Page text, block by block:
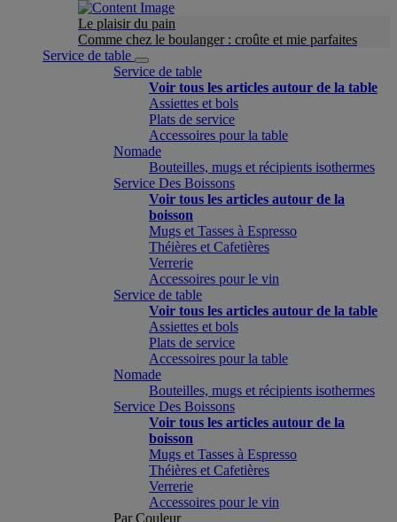
Le plaisir du pain
Comme chez le boulanger : croûte et mie parfaites
Service de table
Service de table
Voir tous les articles autour de la table
Assiettes et bols
Plats de service
Accessoires pour la table
Nomade
Bouteilles, mugs et récipients isothermes
Service Des Boissons
Voir tous les articles autour de la
boisson
Mugs et Tasses à Espresso
Théières et Cafetières
Verrerie
Accessoires pour le vin
Service de table
Voir tous les articles autour de la table
Assiettes et bols
Plats de service
Accessoires pour la table
Nomade
Bouteilles, mugs et récipients isothermes
Service Des Boissons
Voir tous les articles autour de la
boisson
Mugs et Tasses à Espresso
Théières et Cafetières
Verrerie
Accessoires pour le vin
Par Couleur